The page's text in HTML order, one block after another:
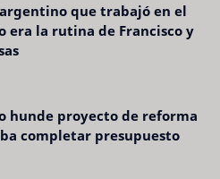
que trabajó en el
era la rutina de Francisco y
hunde proyecto de reforma
completar presupuesto